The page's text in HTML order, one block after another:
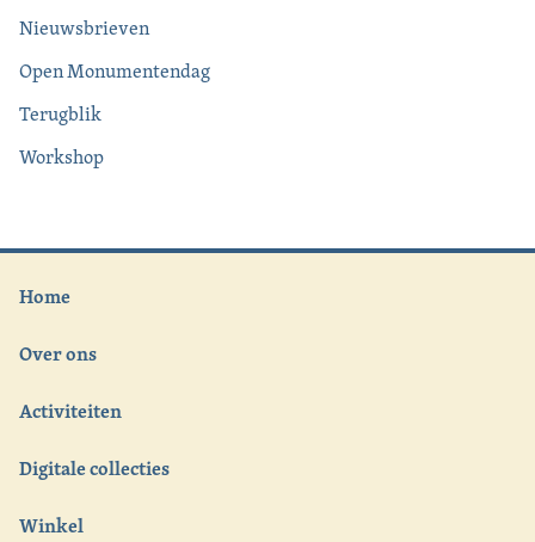
Nieuwsbrieven
Open Monumentendag
Terugblik
Workshop
Home
Over ons
Activiteiten
Digitale collecties
Winkel